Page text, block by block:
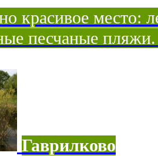
красивое место:
песчаные
Гаврилково